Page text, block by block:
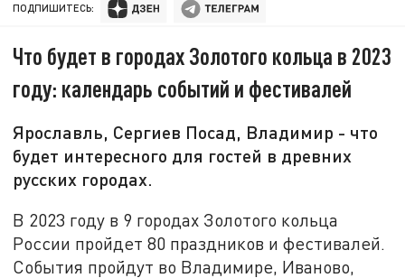
ПОДПИШИТЕСЬ:
Что будет в городах Золотого кольца в 2023
году: календарь событий и фестивалей
Ярославль, Сергиев Посад, Владимир - что
будет интересного для гостей в древних
русских городах.
В 2023 году в 9 городах Золотого кольца
России пройдет 80 праздников и фестивалей.
События пройдут во Владимире, Иваново,